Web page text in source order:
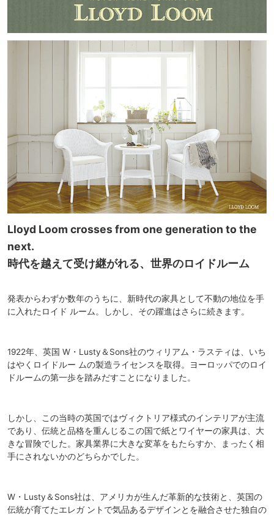
Lloyd Loom crosses from one generation to the
next.
時代を越えて受け継がれる、世界のロイドルーム
発表からわずか数年のうちに、新時代の家具として不動の地位を手
に入れたロイド ルーム。しかし、その躍進はさらに続きます。
1922年、英国 W・Lusty＆Sons社のウィリアム・ラスティは、いち
はやくロイドルー ムの製造ライセンスを取得。ヨーロッパでのロイ
ドルームの第一歩を踏みだすことになりました。
しかし、この当時の英国ではヴィクトリア様式のインテリアが主流
であり、伝統と品格を重んじるこの国で紙とワイヤーの家具は、大
きな冒険でした。家具業界に大きな変革をもたらすか、まったく相
手にされないかのどちらかでした。
W・Lusty＆Sons社は、アメリカが生んだ革新的な技術と、英国の
伝統が育てたエレガ ントで気品あるデザインとを融合させた独自の